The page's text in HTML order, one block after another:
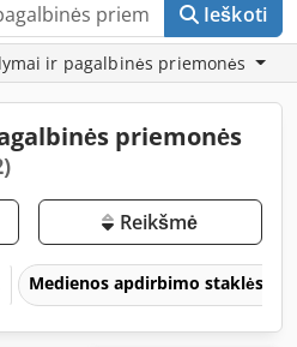
Ieškoti
ir pagalbinės priemonės
priemonės
Reikšmė
Medienos apdirbimo staklės